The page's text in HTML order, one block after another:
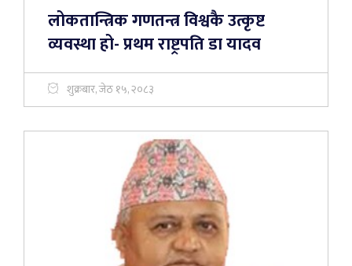
लोकतान्त्रिक गणतन्त्र विश्वकै उत्कृष्ट
व्यवस्था हो- प्रथम राष्ट्रपति डा यादव
शुक्रबार, जेठ १५, २०८३